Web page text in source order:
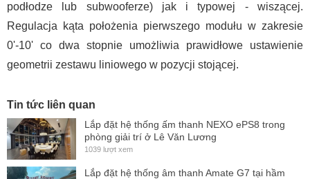
podłodze lub subwooferze) jak i typowej - wiszącej.
Regulacja kąta położenia pierwszego modułu w zakresie
0'-10' co dwa stopnie umożliwia prawidłowe ustawienie
geometrii zestawu liniowego w pozycji stojącej.
Tin tức liên quan
Lắp đặt hệ thống ấm thanh NEXO ePS8 trong
phòng giải trí ở Lê Văn Lương
1039 lượt xem
Lắp đặt hệ thống âm thanh Amate G7 tại hầm